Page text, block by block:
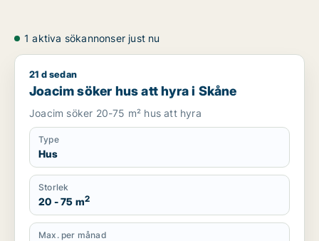
1 aktiva sökannonser just nu
Joacim söker hus att hyra i Skåne
21 d sedan
Joacim söker hus att hyra i Skåne
Joacim söker 20-75 m² hus att hyra
Type
Hus
Storlek
20 - 75 m2
Max. per månad